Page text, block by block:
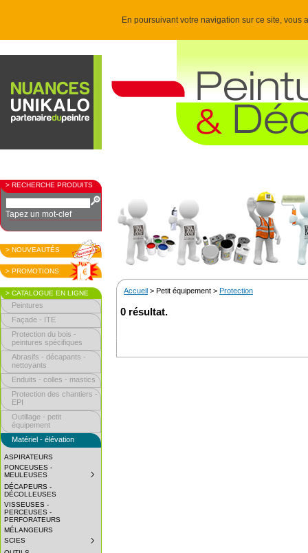
En poursuivant votre navigation sur ce site,
> RECHERCHE PRODUITS
Tapez un mot-clef
> NOUVEAUTÉS
> PROMOTIONS
> CATALOGUE EN LIGNE
Peintures
Façade - ITE
Protection du bois -
peintures spécifiques
Abrasifs - décapants -
nettoyants
Enduits - colles - mastics
Protection des chantiers -
EPI
Outillage - petit
équipement
Matériel - élévation
ASPIRATEURS
PONCEUSES -
MEULEUSES
DÉCAPEURS -
DÉCOLLEUSES
VISSEUSES -
PERCEUSES -
PERFORATEURS
MÉLANGEURS
SCIES
Accueil > Petit équipement > Protection
0 résultat.